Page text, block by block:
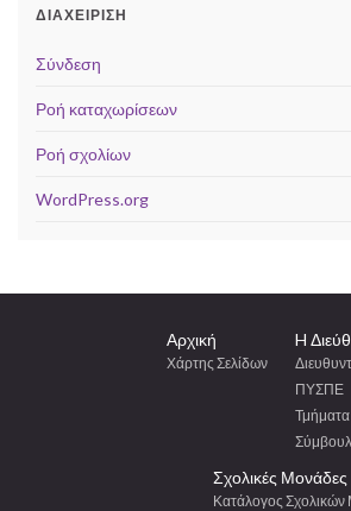
ΔΙΑΧΕΊΡΙΣΗ
Σύνδεση
Ροή καταχωρίσεων
Ροή σχολίων
WordPress.org
Αρχική
Χάρτης Σελίδων
H
ΠΥΣΠΕ
Σχολικές Μονάδες
Κατάλογος